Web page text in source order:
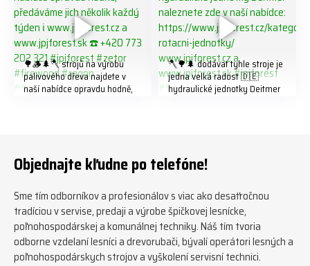
🌳🪵🌲🪓 strojů na výrobu
palivového dřeva najdete v
naší nabídce opravdu hodně,
#firewoodproduction
🪓🌳🌲 dodávat tyhle stroje je
jedna velká radost 🇩🇪
hydraulické jednotky Deitmer
#firewood #deitmer
Objednajte kľudne po telefóne!
Sme tím odborníkov a profesionálov s viac ako desaťročnou
tradíciou v servise, predaji a výrobe špičkovej lesnícke,
poľnohospodárskej a komunálnej techniky. Náš tím tvoria
odborne vzdelaní lesníci a drevorubači, bývalí operátori lesných a
poľnohospodárskych strojov a vyškolení servisní technici.